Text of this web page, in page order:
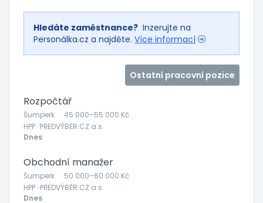
Hledáte zaměstnance? Inzerujte na
Personálka.cz a najděte. Více informací
Ostatní pracovní pozice
Rozpočtář
Šumperk · 45 000–55 000 Kč
HPP · PŘEDVÝBĚR.CZ a.s.
Dnes
Obchodní manažer
Šumperk · 50 000–60 000 Kč
HPP · PŘEDVÝBĚR.CZ a.s.
Dnes